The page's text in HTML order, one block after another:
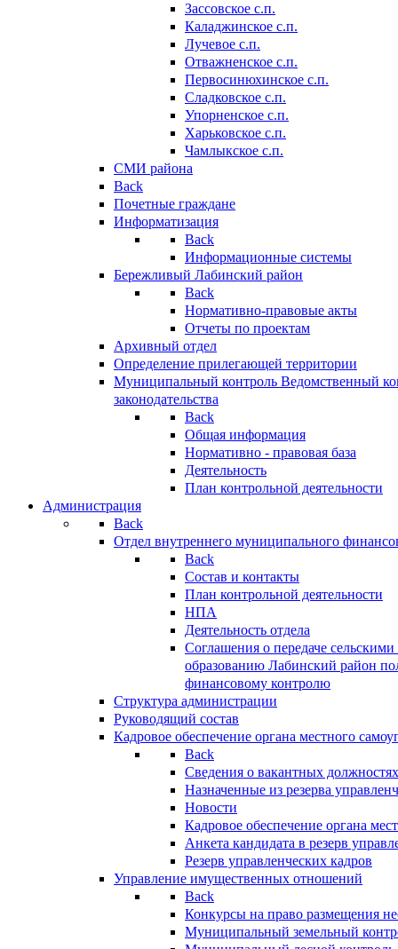
Зассовское с.п.
Каладжинское с.п.
Лучевое с.п.
Отважненское с.п.
Первосинюхинское с.п.
Сладковское с.п.
Упорненское с.п.
Харьковское с.п.
Чамлыкское с.п.
СМИ района
Back
Почетные граждане
Информатизация
Back
Информационные системы
Бережливый Лабинский район
Back
Нормативно-правовые акты
Отчеты по проектам
Архивный отдел
Определение прилегающей территории
Муниципальный контроль Ведомственный
законодательства
Back
Общая информация
Нормативно - правовая база
Деятельность
План контрольной деятельности
Администрация
Back
Отдел внутреннего муниципального
Back
Состав и контакты
План контрольной деятельности
НПА
Деятельность отдела
Соглашения о передаче
образованию Лабинский район
финансовому контролю
Структура администрации
Руководящий состав
Кадровое обеспечение органа местного
Back
Сведения о вакантных
Назначенные из резерва
Новости
Кадровое обеспечение органа
Анкета кандидата в резерв
Резерв управленческих кадров
Управление имущественных отношений
Back
Конкурсы на право размещения
Муниципальный земельный